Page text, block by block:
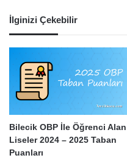
İlginizi Çekebilir
Bilecik OBP İle Öğrenci Alan
Liseler 2024 – 2025 Taban
Puanları